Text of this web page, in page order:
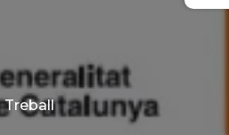
Categories
Treball